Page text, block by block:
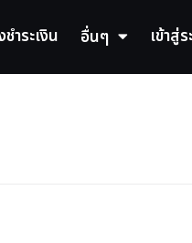
ำระเงิน อื่นๆ เข้าสู่